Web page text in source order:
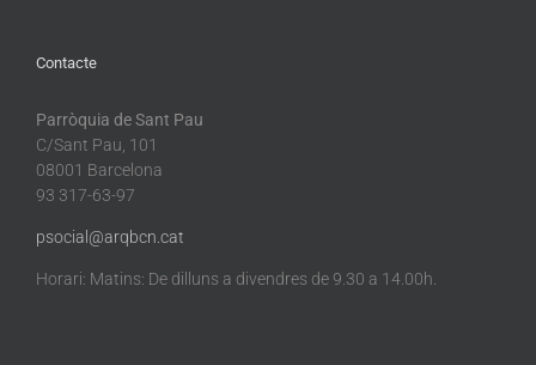
Contacte
Parròquia de Sant Pau
C/Sant Pau, 101
08001 Barcelona
93 317-63-97
psocial@arqbcn.cat
Horari: Matins: De dilluns a divendres de 9.30 a 14.00h.